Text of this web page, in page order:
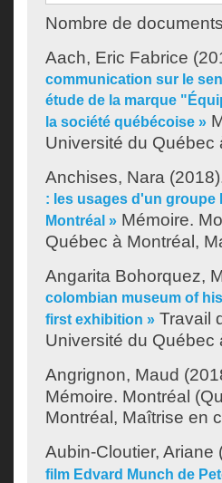
Nombre de
Aach, Eric Fabrice
communication sur le
étude de la marque
la société québécoise »
Université du Québec
Anchises, Nara
: les usages d'un groupe
Montréal » Mémoire.
Québec à Montréal,
Angarita Bohorquez,
colombian museum of
first exhibition » Travail
Université du Québec
Angrignon, Maud
Mémoire. Montréal
Montréal, Maîtrise en
Aubin-Cloutier, Ariane
film Edvard Munch de